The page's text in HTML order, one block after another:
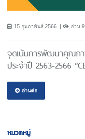
15 กุมภาพันธ์ 2566 อ่าน
จุดเน้นการพัฒนาคุณภ
ประจำปี 2563-2566
อ่านต่อ
หมวดหมู่